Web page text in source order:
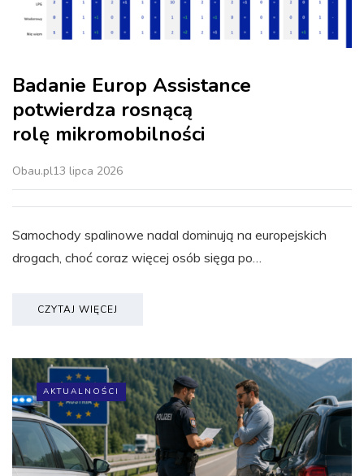
Badanie Europ Assistance
potwierdza rosnącą
rolę mikromobilności
Obau.pl13 lipca 2026
Samochody spalinowe nadal dominują na europejskich
drogach, choć coraz więcej osób sięga po…
CZYTAJ WIĘCEJ
AKTUALNOŚCI